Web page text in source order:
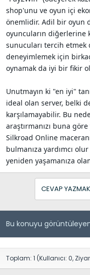
shop'unu ve oyun içi
önemlidir. Adil bir oyun
oyuncuların diğerlerine
sunucuları tercih etmek
deneyimlemek için
oynamak da iyi bir fikir
Unutmayın ki "en iyi"
ideal olan server, belki
karşılamayabilir. Bu
araştırmanızı buna
Silkroad Online
bulmanıza yardımcı
yeniden yaşamanıza
CEVAP
Bu konuyu görüntüleyen
Toplam: 1 (Kullanıcı: 0,